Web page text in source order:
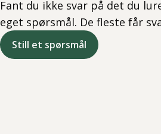
Fant du ikke svar på det du
eget spørsmål. De fleste får
Still et spørsmål